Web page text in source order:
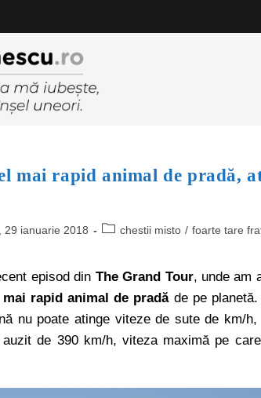
mai rapid animal de pradă,
29 ianuarie 2018 chestii misto / foarte tare
episod din The Grand Tour, unde am
mai rapid animal de pradăde pe planetă.
nu poate atinge viteze de sute de km/
de 390 km/h, viteza maximă pe